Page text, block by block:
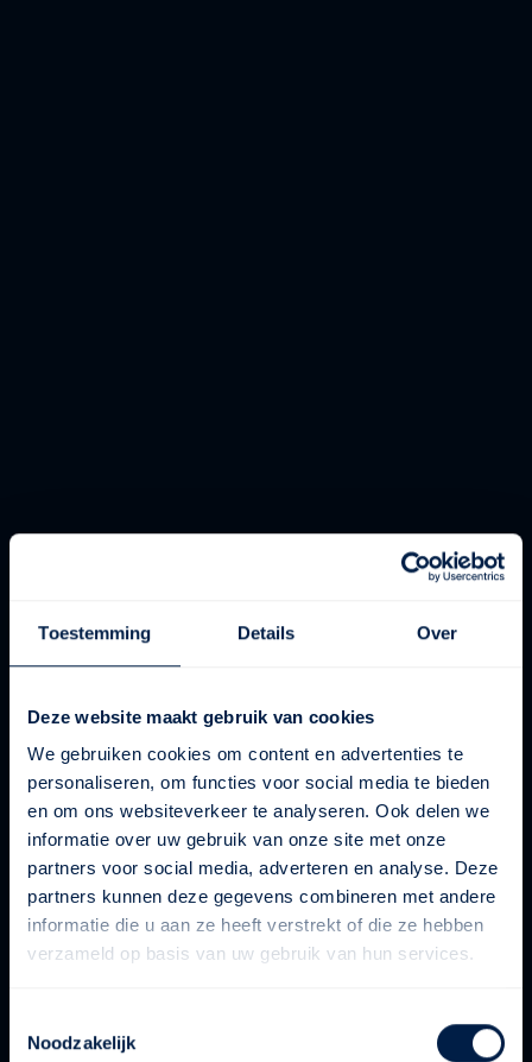
Toestemming Details Over
Deze website maakt gebruik van cookies
We gebruiken cookies om content en advertenties te
personaliseren, om functies voor social media te bieden
en om ons websiteverkeer te analyseren. Ook delen we
informatie over uw gebruik van onze site met onze
partners voor social media, adverteren en analyse. Deze
partners kunnen deze gegevens combineren met andere
informatie die u aan ze heeft verstrekt of die ze hebben
verzameld op basis van uw gebruik van hun services.
Noodzakelijk